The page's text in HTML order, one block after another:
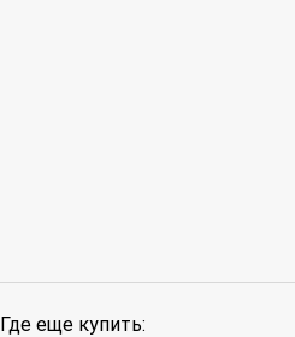
Где еще купить: